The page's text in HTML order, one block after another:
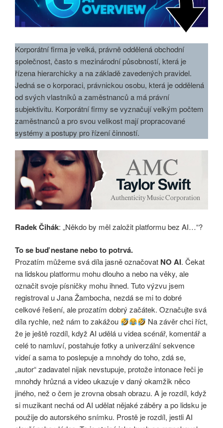
Korporátní firma je velká, právně oddělená obchodní
společnost, často s mezinárodní působností, která je
řízena hierarchicky a na základě zavedených pravidel.
Jedná se o korporaci, právnickou osobu, která je oddělená
od svých vlastníků a zaměstnanců a má právní
subjektivitu. Korporátní firmy se vyznačují velkým počtem
zaměstnanců a pro svou velikost mají propracované
systémy a postupy pro řízení činností.
Radek Čihák: „Někdo by měl založit platformu bez AI…“?
To se buď nestane nebo to potrvá.
Prozatím můžeme svá díla jasně označovat NO AI. Čekat
na lidskou platformu mohu dlouho a nebo na věky, ale
označit svoje písničky mohu ihned. Tuto výzvu jsem
registroval u Jana Žambocha, nezdá se mi to dobré
celkové řešení, ale prozatím dobrý začátek. Označujte svá
díla rychle, než nám to zakážou
Na závěr chci říct,
že je ještě rozdíl, když AI udělá u videa scénář, komentář a
celé to namluví, postahuje fotky a univerzální sekvence
videí a sama to poslepuje a mnohdy do toho, zdá se,
„autor“ zadavatel nijak nevstupuje, protože intonace řeči je
mnohdy hrůzná a video ukazuje v daný okamžik něco
jiného, než o čem je zrovna obsah obrazu. A je rozdíl, když
si muzikant nechá od AI udělat nějaké záběry a po lidsku je
použije do autorského snímku. Prostě je rozdíl, jestli AI